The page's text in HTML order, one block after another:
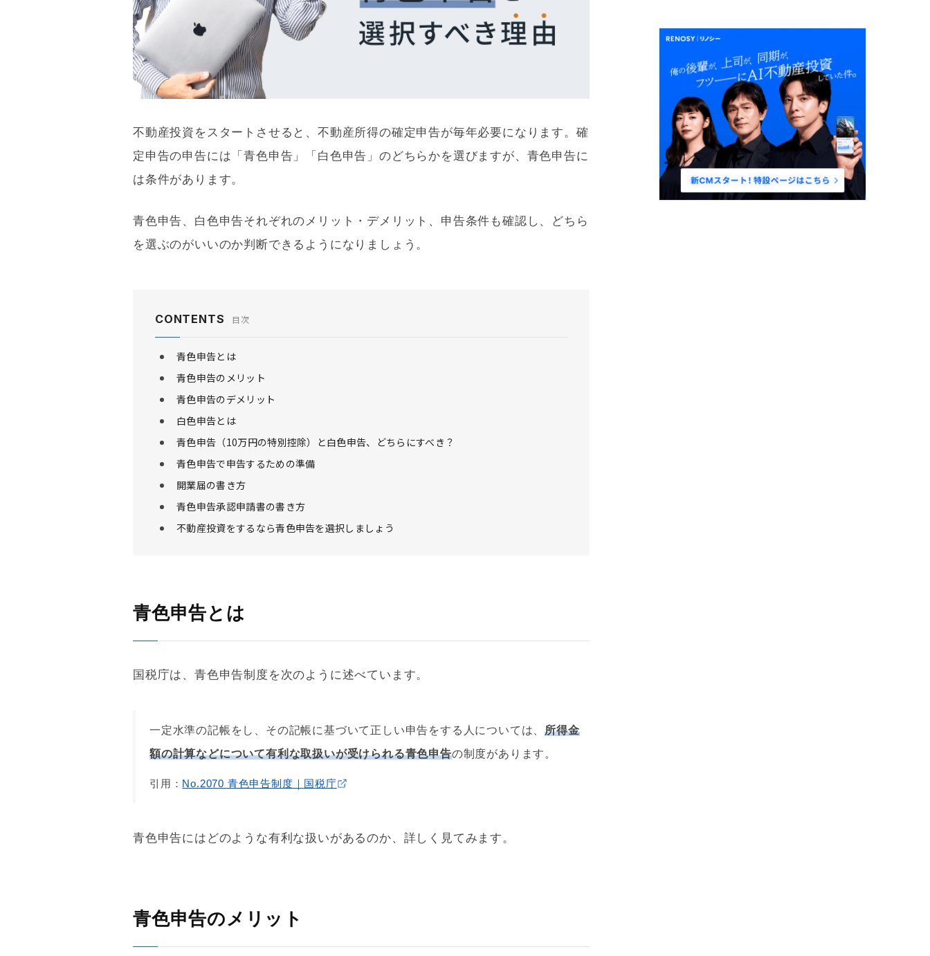
不動産投資をスタートさせると、不動産所得の確定申告が毎年必要になります。確
定申告の申告には「青色申告 」「 白色申告 」のどちらかを選びますが、 青色申告に
は条件があります。
青色申告、 白色申告それぞれのメリット・デメリット、申告条件も確認し、どちら
を選ぶのがいいのか判断できるようになりましょう。
CONTENTS 目次
青色申告とは
青色申告のメリット
青色申告のデメリット
白色申告とは
青色申告（10万円の特別控除）と白色申告、どちらにすべき？
青色申告で申告するための準備
開業届の書き方
青色申告承認申請書の書き方
不動産投資をするなら青色申告を選択しましょう
青色申告とは
国税庁は、 青色申告制度を次のように述べています。
一定水準の記帳をし、その記帳に基づいて正しい申告をする人については、所得金
額の計算などについて有利な取扱いが受けられる青色申告の制度があります。
引用： No.2070 青色申告制度｜国税庁
青色申告にはどのような有利な扱いがあるのか、詳しく見てみます。
青色申告のメリット